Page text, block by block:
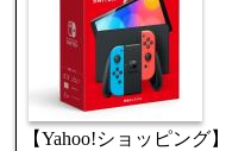
【Yahoo!ショッピング】